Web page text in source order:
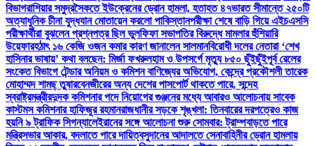
বিভাগরাশিয়ার সমুদ্রসৈকতে ইউক্রেনের ড্রোন হামলা, হতাহত ৪৭ভারত সীমান্তে ২৫০টি
অত্যাধুনিক চীনা যুদ্ধযান মোতায়েন করলো পাকিস্তানপরীক্ষা শেষে বাড়ি গিয়ে এইচএসসি
পরীক্ষার্থীরা বুঝলেন প্রশ্নপত্র ছিল ভুলফিফা সভাপতির বিরুদ্ধে মামলার হুঁশিয়ারি
উয়েফারহঠাৎ ১৬ কেজি ওজন কমার কারণ জানালেন সালমানবিরোধী দলের নেতারা ‘শেখ
হাসিনার ভাষায়’ কথা বলছেন: মির্জা ফখরুলহাম ও উপসর্গে মৃত্যু ৮৫০ ছুঁইছুঁইপূর্ব রেলের
সংকেত বিভাগে টেন্ডার অনিয়ম ও কমিশন বাণিজ্যের অভিযোগ, কেন্দ্রে প্রকৌশলী তারেক
মোহাম্মদ শামছ্ তুষারবেনজীরের অন্য দেশের পাসপোর্ট থাকতে পারে, সন্দেহ
স্বরাষ্ট্রমন্ত্রীরদুদক কমিশনার পদে নিয়োগের গুঞ্জনের মধ্যে আবারও আলোচনায় সাবেক
কাস্টমস কমিশনার হাফিজুর রহমানরাজধানীর সড়কে শৃঙ্খলা: তিনবারের দরপত্রেও কাজ
হয়নি ৯ ট্রাফিক সিগন্যালেইরানের সঙ্গে আলোচনা শুরু সোমবার: ট্রাম্পবাড়তে পারে
মন্ত্রিসভার আকার, বদলাতে পারে দায়িত্বসুদানের আদালতে সেনাবাহিনীর ড্রোন হামলায়